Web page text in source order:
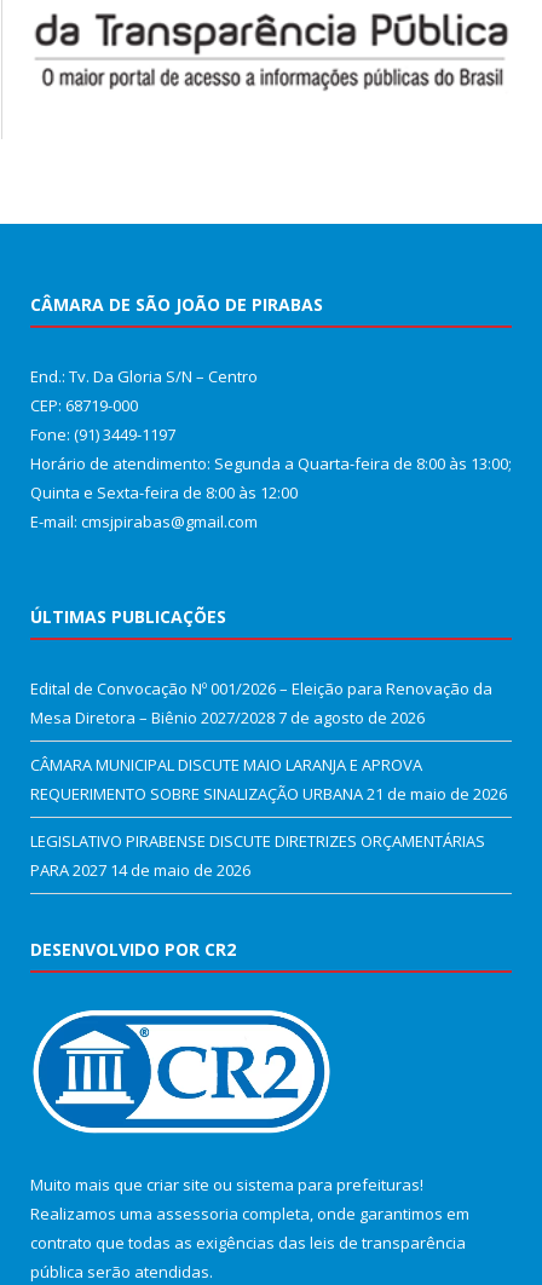
CÂMARA DE SÃO JOÃO DE PIRABAS
End.: Tv. Da Gloria S/N – Centro
CEP: 68719-000
Fone: (91) 3449-1197
Horário de atendimento: Segunda a Quarta-feira de 8:00 às 13:00;
Quinta e Sexta-feira de 8:00 às 12:00
E-mail: cmsjpirabas@gmail.com
ÚLTIMAS PUBLICAÇÕES
Edital de Convocação Nº 001/2026 – Eleição para Renovação da
Mesa Diretora – Biênio 2027/20287 de agosto de 2026
CÂMARA MUNICIPAL DISCUTE MAIO LARANJA E APROVA
REQUERIMENTO SOBRE SINALIZAÇÃO URBANA21 de maio de 2026
LEGISLATIVO PIRABENSE DISCUTE DIRETRIZES ORÇAMENTÁRIAS
PARA 2027 14 de maio de 2026
DESENVOLVIDO POR CR2
Muito mais que criar site ou sistema para prefeituras!
Realizamos uma assessoria completa, onde garantimos em
contrato que todas as exigências das leis de transparência
pública serão atendidas.